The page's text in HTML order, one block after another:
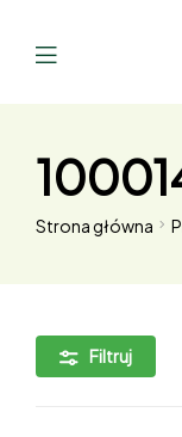
Strona główna
Filtruj